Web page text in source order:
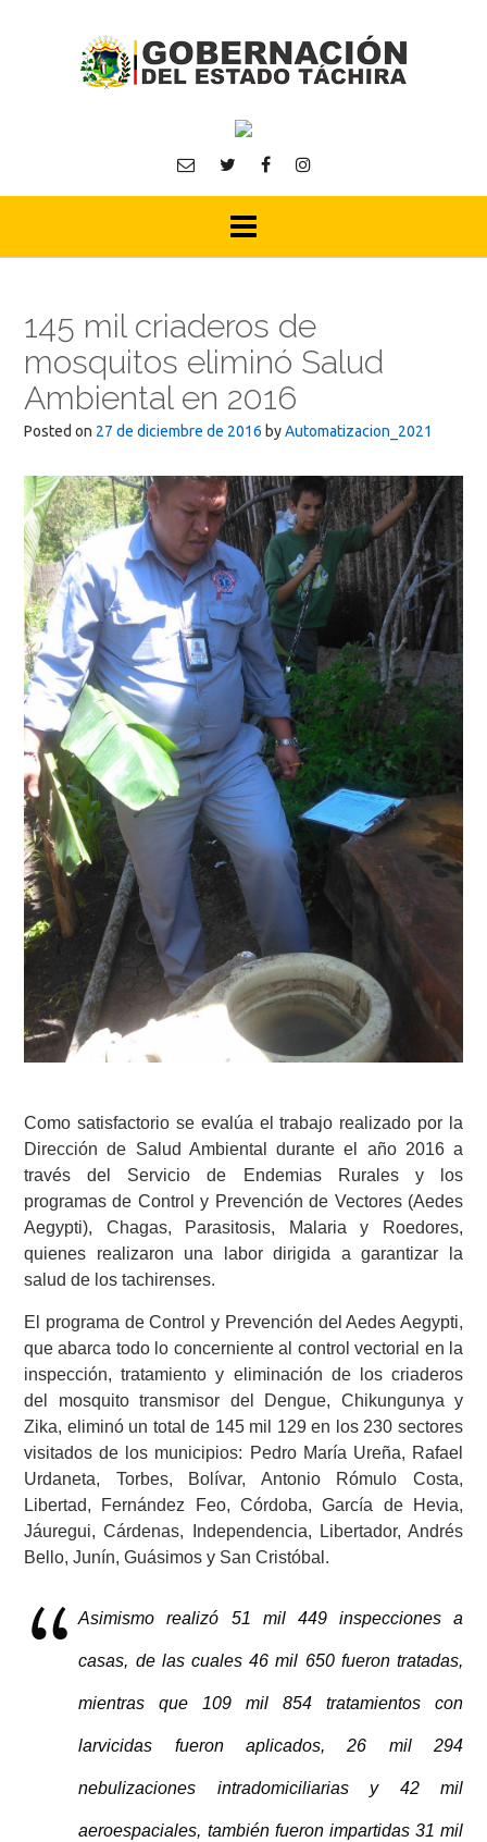
145 mil criaderos de
mosquitos eliminó Salud
Ambiental en 2016
Posted on 27 de diciembre de 2016 byAutomatizacion_2021
Como satisfactorio se evalúa el trabajo realizado por la
Dirección de Salud Ambiental durante el año 2016 a
través del Servicio de Endemias Rurales y los
programas de Control y Prevención de Vectores (Aedes
Aegypti), Chagas, Parasitosis, Malaria y Roedores,
quienes realizaron una labor dirigida a garantizar la
salud de los tachirenses.
El programa de Control y Prevención del Aedes Aegypti,
que abarca todo lo concerniente al control vectorial en la
inspección, tratamiento y eliminación de los criaderos
del mosquito transmisor del Dengue, Chikungunya y
Zika, eliminó un total de 145 mil 129 en los 230 sectores
visitados de los municipios: Pedro María Ureña, Rafael
Urdaneta, Torbes, Bolívar, Antonio Rómulo Costa,
Libertad, Fernández Feo, Córdoba, García de Hevia,
Jáuregui, Cárdenas, Independencia, Libertador, Andrés
Bello, Junín, Guásimos y San Cristóbal.
Asimismo realizó 51 mil 449 inspecciones a
casas, de las cuales 46 mil 650 fueron tratadas,
mientras que 109 mil 854 tratamientos con
larvicidas fueron aplicados, 26 mil 294
nebulizaciones intradomiciliarias y 42 mil
aeroespaciales, también fueron impartidas 31 mil